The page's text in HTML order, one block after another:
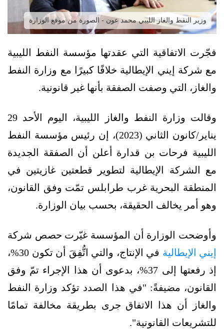
وزير النفط والغاز الليبي محمد عون - الصورة من موقع الوزارة
فجّرت الاتفاقية التي عقدتها مؤسسة النفط الليبية
مع شركة إيني الإيطالية خلافًا كبيرًا مع وزارة النفط
والغاز، التي وصفت الصفقة بأنها غير قانونية.
وقالت وزارة النفط والغاز الليبية، اليوم الأحد 29
يناير/كانون الثاني (2023)، إن رئيس مؤسسة النفط
الليبية فرحات بن قدارة أعلن أن الصفقة الجديدة
مع الشركة الإيطالية لتطوير قطعتين غازيتين في
المنطقة البحرية غرب طرابلس تمّت وفق القانون،
وهو أمر يخالف الحقيقة، بحسب بيان الوزارة.
وأوضحت الوزارة أن المؤسسة غيّرت حصص شركة
إيني الإيطالية
في الإنتاج، والتي اتُّفِقَ أن تكون 30%،
إذ رفعتها إلى 37%، بدعوى أن هذا الإجراء تمّ وفق
القانون، مضيفةً: "في هذا الصدد تؤكد وزارة النفط
والغاز أن هذا الاتفاق جرى بطريقة مخالفة تمامًا
للتشريعات القانونية".